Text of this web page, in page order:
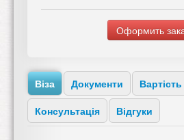
Оформить
Віза Документи Вартість
Консультація
Відгуки